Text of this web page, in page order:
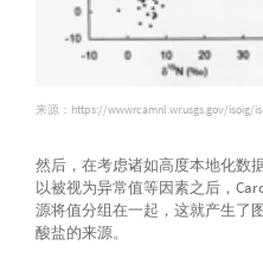
来源：https://wwwrcamnl.wr.usgs.gov/isoig/
然后，在考虑诸如高度本地化数
以被视为异常值等因素之后，
源将值分组在一起，这就产生了
酸盐的来源。